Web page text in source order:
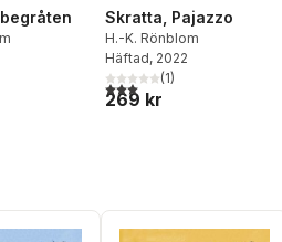
Totalt antal röster:
Skratta, Pajazzo
H.-K. Rönblom
Häftad, 2022
3,0utav 5 stjärnor. Totalt
(1)
269 kr